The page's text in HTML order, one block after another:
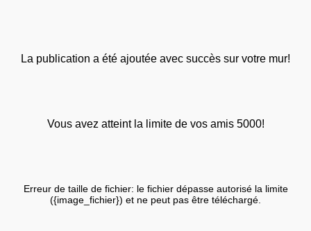
La publication a été ajoutée avec succès sur votre mur!
Vous avez atteint la limite de vos amis 5000!
Erreur de taille de fichier: le fichier dépasse autorisé la limite
({image_fichier}) et ne peut pas être téléchargé.